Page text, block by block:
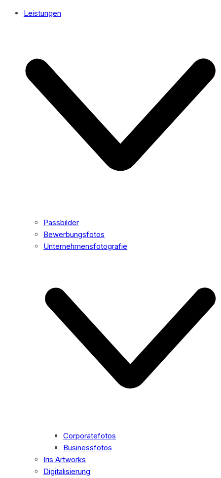
Leistungen
Passbilder
Bewerbungsfotos
Unternehmensfotografie
Corporatefotos
Businessfotos
Iris Artworks
Digitalisierung